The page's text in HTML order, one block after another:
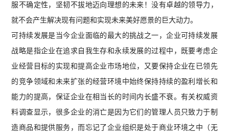
服不确定性，坚韧不拔地迈向理想的未来！没有卓越的领导力，
就不会产生解决现有问题和实现未来美好愿景的巨大动力。
可持续发展是当今企业面临的最大的挑战之一，企业可持续发展
战略是指企业在追求自我生存和永续发展的过程中，既要考虑企
业经营目标的实现和提高企业市场地位，又要保持企业在已领先
的竞争领域和未来扩张的经营环境中始终保持持续的盈利增长和
能力的提高，保证企业在相当长的时间内长盛不衰。有关权威资
料调查显示，很多企业的消亡是因为它们的管理人员只致力于制
造商品和提供服务，而忘记了企业组织是处于商业环境之中（无